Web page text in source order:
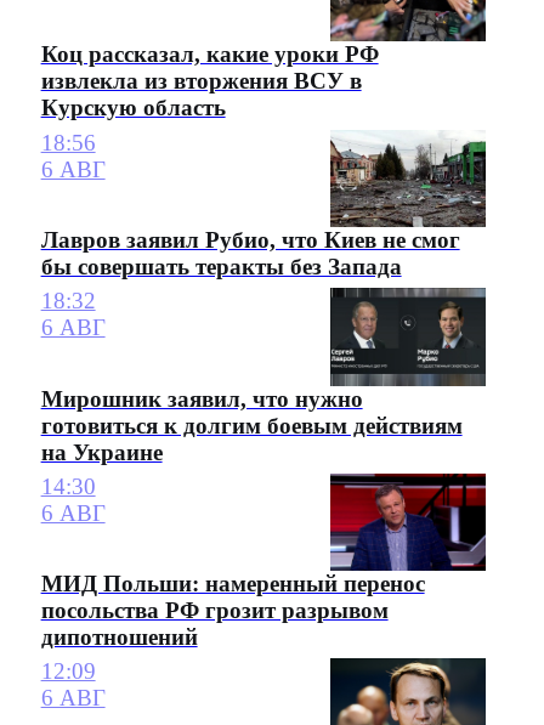
Коц рассказал, какие уроки РФ
извлекла из вторжения ВСУ в
Курскую область
18:56
6 АВГ
Лавров заявил Рубио, что Киев не смог
бы совершать теракты без Запада
18:32
6 АВГ
Мирошник заявил, что нужно
готовиться к долгим боевым действиям
на Украине
14:30
6 АВГ
МИД Польши: намеренный перенос
посольства РФ грозит разрывом
дипотношений
12:09
6 АВГ